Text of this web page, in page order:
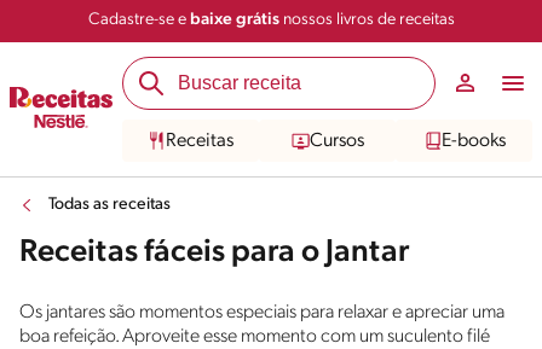
Cadastre-se e baixe grátisnossos livros de receitas
Receitas Cursos E-books
Todas as receitas
Receitas fáceis para o Jantar
Os jantares são momentos especiais para relaxar e apreciar uma
boa refeição. Aproveite esse momento com um suculento filé